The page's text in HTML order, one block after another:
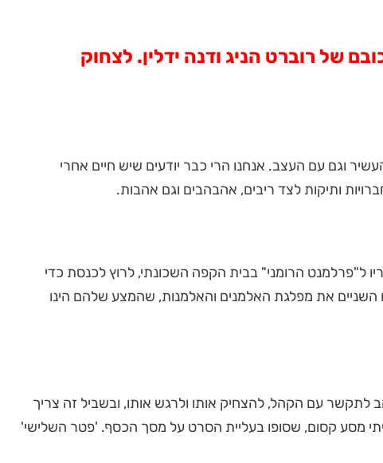
של רוברט הניג ודנה ידלין. לצחוק
וגם עם העצב. אנחנו הרי כבר יודעים שיש חיים אחרי
ותיקות לצד ריבים, אהבהבים וגם אהבות.
חבריו ל"פרלמנט הרומני" בבית הקפה השכונתי, לרוץ לכנסת כדי
בחיי האהבה, מקימים השניים את מפלגת האלמנים והאלמנות, שהמצע שלהם הינו
לתקשר עם הקהל, להצחיק אותו ולרגש אותו, ובשביל זה צריך
מסע קסום, שסופו בעליית הסרט על מסך הכסף. 'פטר השלישי'